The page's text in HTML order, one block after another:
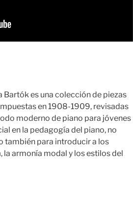
Bartók es una colección de piezas
en 1908-1909, revisadas
moderno de piano para jóvenes
en la pedagogía del piano, no
también para introducir a los
armonía modal y los estilos del